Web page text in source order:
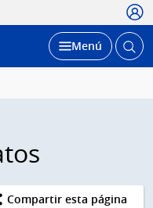
Desplegar
Menú Abrir
Compartir esta página